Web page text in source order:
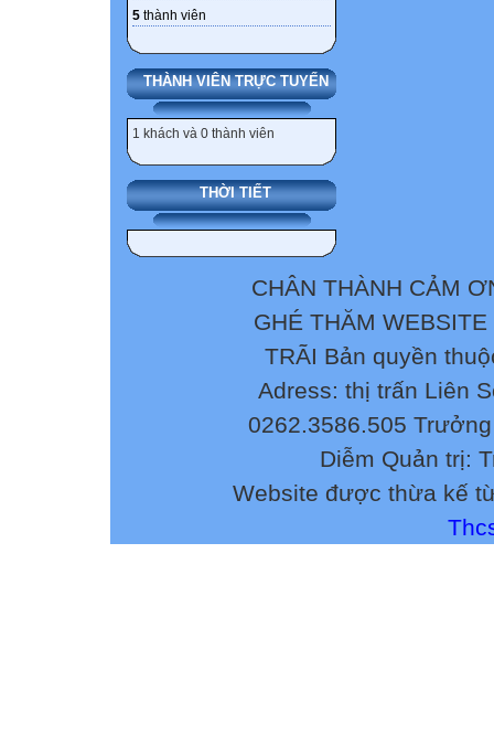
5 thành viên
THÀNH VIÊN TRỰC TUYẾN
1 khách và 0 thành viên
THỜI TIẾT
CHÂN THÀNH CẢM
GHÉ THĂM
TRÃI Bản quyền
Adress: thị trấn Liên
0262.3586.505
Diễm Quản trị:
Website được thừa kế